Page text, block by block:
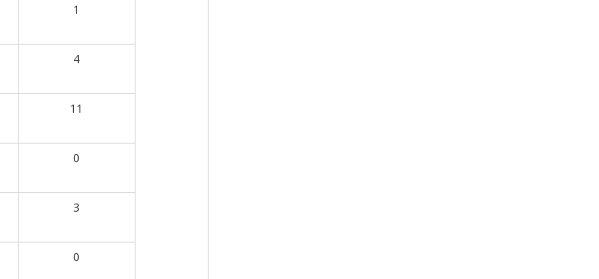
1
4
11
0
3
0